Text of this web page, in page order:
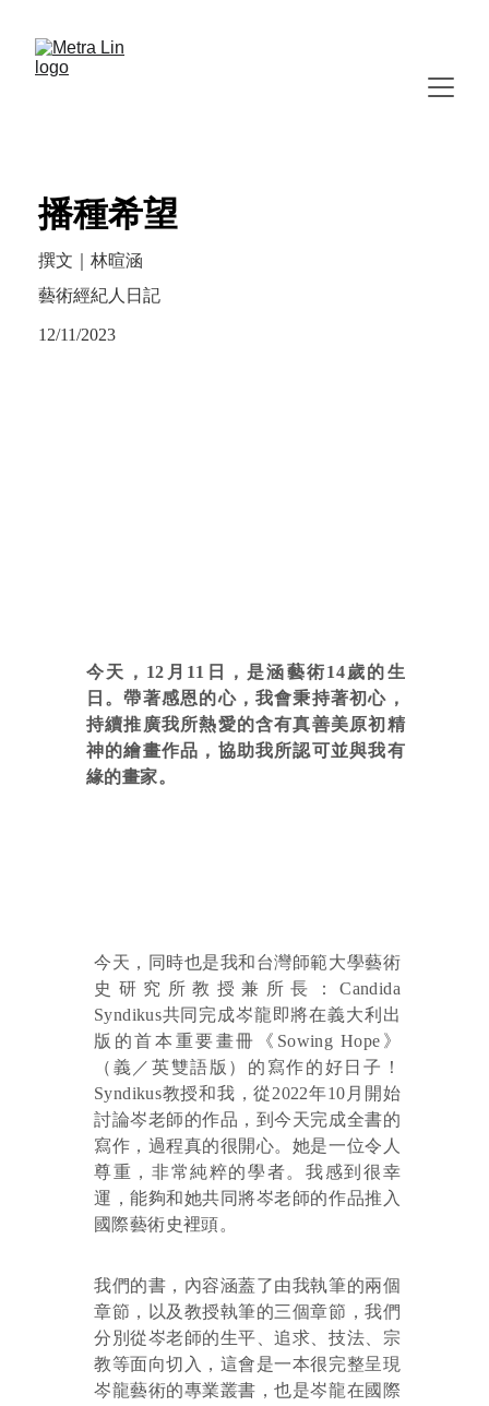
播種希望
撰文｜林暄涵
藝術經紀人日記
12/11/2023
今天，12月11日，是涵藝術14歲的生
日。帶著感恩的心，我會秉持著初心，
持續推廣我所熱愛的含有真善美原初精
神的繪畫作品，協助我所認可並與我有
緣的畫家。
今天，同時也是我和台灣師範大學藝術
史研究所教授兼所長：Candida
Syndikus共同完成岑龍即將在義大利出
版的首本重要畫冊《Sowing Hope》
（義／英雙語版）的寫作的好日子！
Syndikus教授和我，從2022年10月開始
討論岑老師的作品，到今天完成全書的
寫作，過程真的很開心。她是一位令人
尊重，非常純粹的學者。我感到很幸
運，能夠和她共同將岑老師的作品推入
國際藝術史裡頭。
我們的書，內容涵蓋了由我執筆的兩個
章節，以及教授執筆的三個章節，我們
分別從岑老師的生平、追求、技法、宗
教等面向切入，這會是一本很完整呈現
岑龍藝術的專業叢書，也是岑龍在國際